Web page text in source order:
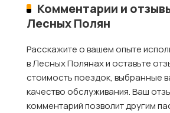
Комментарии и
Лесных Полян
Расскажите о вашем опыте
в Лесных Полянах и оставьте
стоимость поездок, выбранные
качество обслуживания. Ваш
комментарий позволит другим